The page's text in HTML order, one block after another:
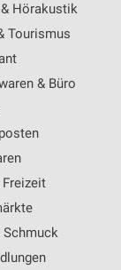
Hörakustik
Tourismus
& Büro
Schmuck